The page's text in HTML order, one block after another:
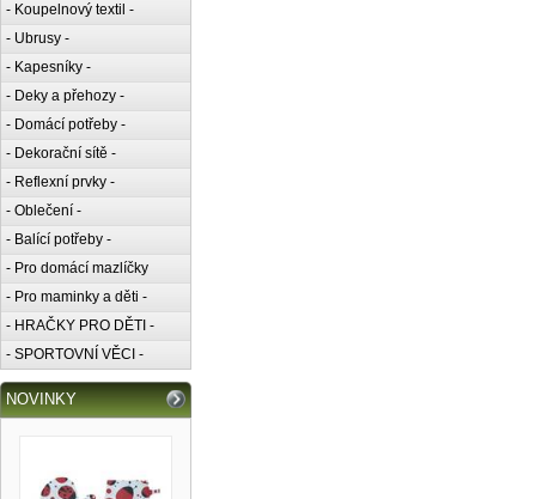
- Koupelnový textil -
- Ubrusy -
- Kapesníky -
- Deky a přehozy -
- Domácí potřeby -
- Dekorační sítě -
- Reflexní prvky -
- Oblečení -
- Balící potřeby -
- Pro domácí mazlíčky
- Pro maminky a děti -
- HRAČKY PRO DĚTI -
- SPORTOVNÍ VĚCI -
NOVINKY